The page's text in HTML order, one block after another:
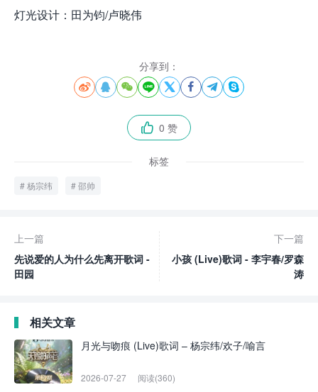
灯光设计：田为钧/卢晓伟
分享到：
       
 0 赞
标签
杨宗纬 邵帅
上一篇
先说爱的人为什么先离开歌词 -
田园
下一篇
小孩 (Live)歌词 - 李宇春/罗森
涛
相关文章
月光与吻痕 (Live)歌词 – 杨宗纬/欢子/喻言
2026-07-27 阅读(360)